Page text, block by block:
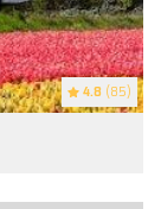
4.8 (85)